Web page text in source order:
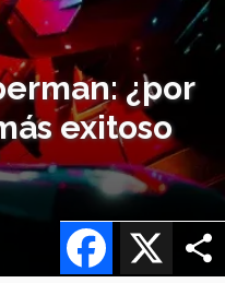
¿por
exitoso
X
Facebook